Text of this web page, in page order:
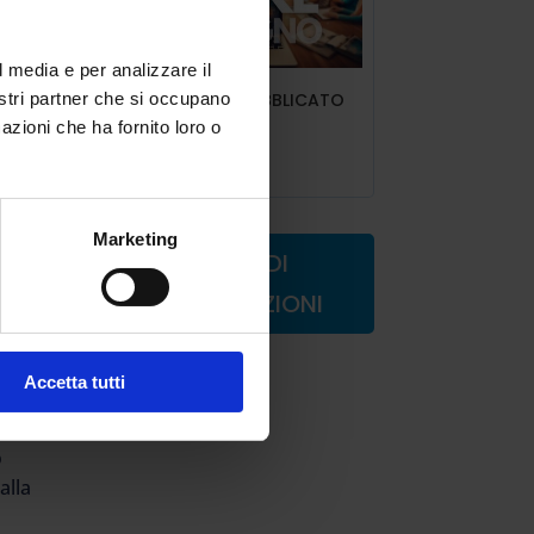
e per analizzare il
partner che si occupano
che ha fornito loro o
Marketing
Accetta tutti
un
ART.6 INDIRE PUBBLICATO
IL DECRETO
RICHIEDI
INFORMAZIONI